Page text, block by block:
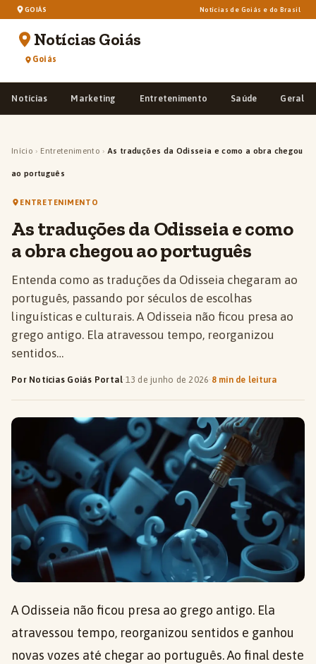
GOIÁS Notícias de Goiás e do Brasil
Notícias Goiás
Goiás
Notícias Marketing Entretenimento Saúde Geral
Início › Entretenimento › As traduções da Odisseia e como a obra chegou
ao português
ENTRETENIMENTO
As traduções da Odisseia e como
a obra chegou ao português
Entenda como as traduções da Odisseia chegaram ao
português, passando por séculos de escolhas
linguísticas e culturais. A Odisseia não ficou presa ao
grego antigo. Ela atravessou tempo, reorganizou
sentidos…
Por Notícias Goiás Portal·13 de junho de 2026· 8 min de leitura
A Odisseia não ficou presa ao grego antigo. Ela
atravessou tempo, reorganizou sentidos e ganhou
novas vozes até chegar ao português. Ao final deste